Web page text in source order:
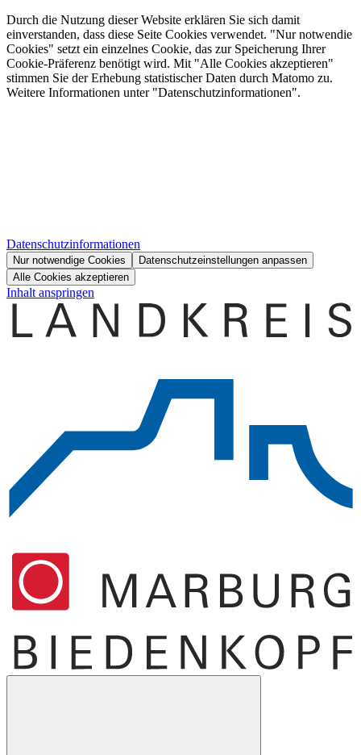
Durch die Nutzung dieser Website erklären Sie sich damit
einverstanden, dass diese Seite Cookies verwendet. "Nur notwendie
Cookies" setzt ein einzelnes Cookie, das zur Speicherung Ihrer
Cookie-Präferenz benötigt wird. Mit "Alle Cookies akzeptieren"
stimmen Sie der Erhebung statistischer Daten durch Matomo zu.
Weitere Informationen unter "Datenschutzinformationen".
Datenschutzinformationen
Nur notwendige Cookies
Datenschutzeinstellungen anpassen
Alle Cookies akzeptieren
Inhalt anspringen